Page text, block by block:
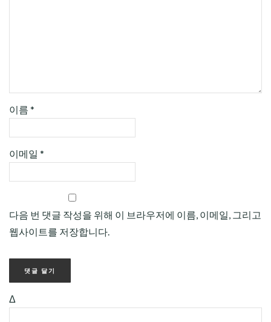
이름 *
이메일 *
다음 번 댓글 작성을 위해 이 브라우저에 이름, 이메일, 그리고
웹사이트를 저장합니다.
Δ